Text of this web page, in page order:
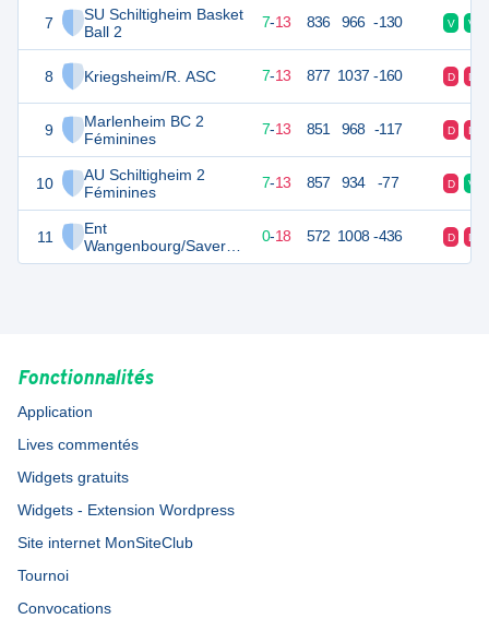
7
SU Schiltigheim Basket
Ball 2
8 Kriegsheim/R. ASC
9
Marlenheim BC 2
Féminines
10
AU Schiltigheim 2
Féminines
11
Ent
Wangenbourg/Saverne
- Wangenbourg
27 20 7-13 836 966 -130 V V
27 7-13 877 1037 -160 D D
27 7-13 851 968 -117 D D
27 7-13 857 934 -77 D V
18 0-18 572 1008 -436 D D
Fonctionnalités
Application
Lives commentés
Widgets gratuits
Widgets - Extension Wordpress
Site internet MonSiteClub
Tournoi
Convocations